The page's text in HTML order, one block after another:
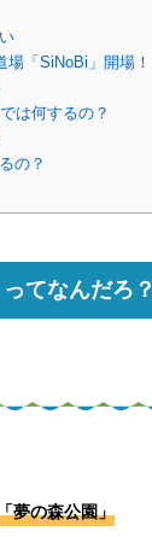
「SiNoBi」開場！
は何するの？
の？
てなんだろ？
夢の森公園」